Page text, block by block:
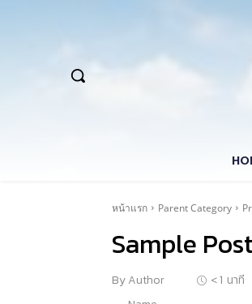
หน้าแรก Parent Category
Sample
ByAuthor
< 1 นาที